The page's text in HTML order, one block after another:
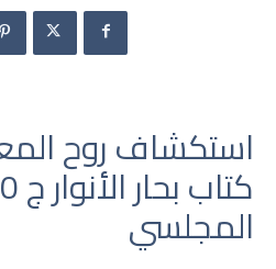
استكشاف روح
المجلسي